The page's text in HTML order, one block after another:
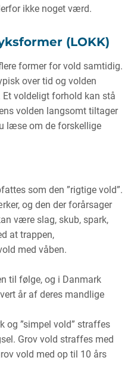
ikke noget værd.
(LOKK)
former for vold samtidig.
over tid og volden
voldeligt forhold kan stå
volden langsomt tiltager
læse om de forskellige
som den ”rigtige vold”.
og den der forårsager
være slag, skub, spark,
at trappen,
med våben.
til følge, og i Danmark
år af deres mandlige
og ”simpel vold” straffes
Grov vold straffes med
vold med op til 10 års